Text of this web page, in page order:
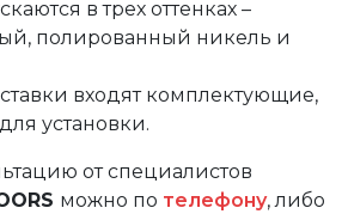
в трех оттенках –
полированный никель и
входят комплектующие,
установки.
от специалистов
можно по телефону, либо